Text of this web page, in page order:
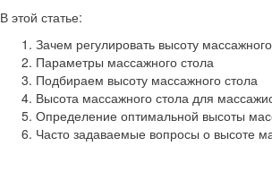
В этой статье:
Зачем регулировать высоту
Параметры массажного стола
Подбираем высоту массажного стола
Высота массажного стола для
Определение оптимальной высоты
Часто задаваемые вопросы о высоте